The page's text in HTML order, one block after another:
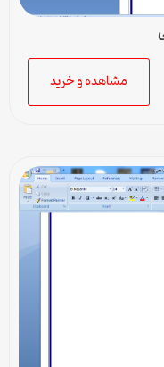
مشاهده و خرید